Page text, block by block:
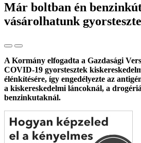
Már boltban én
vásárolhatunk
A Kormány elfogadta a Gazdasági
COVID-19 gyorstesztek
élénkítésére, így engedélyezte az
a kiskereskedelmi láncoknál, a
benzinkutaknál.